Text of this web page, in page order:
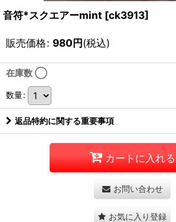
音符*スクエアーmint [ck3913]
販売価格: 980円(税込)
在庫数 ◯
数量:
返品特約に関する重要事項
カートに入れる
お問い合わせ
お気に入り登録